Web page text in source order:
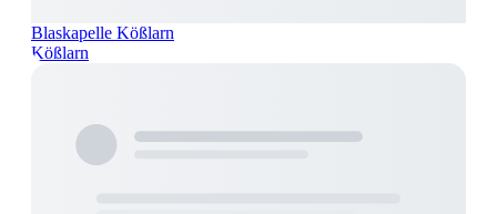
Blaskapelle Kößlarn
Kößlarn